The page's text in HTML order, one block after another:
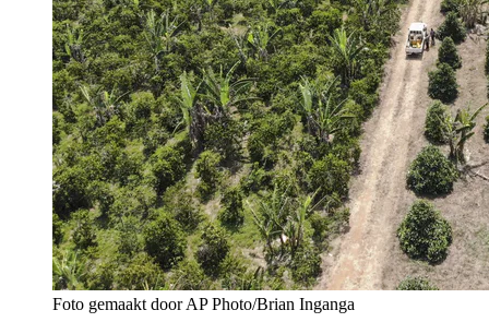
Foto gemaakt door AP Photo/Brian Inganga